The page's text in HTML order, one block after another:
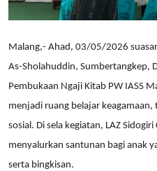
Malang,- Ahad, 03/05/2026
As-Sholahuddin, Sumbertangkep,
Pembukaan Ngaji Kitab PW IASS
menjadi ruang belajar
sosial. Di sela kegiatan, LAZ
menyalurkan santunan bagi anak
serta bingkisan.